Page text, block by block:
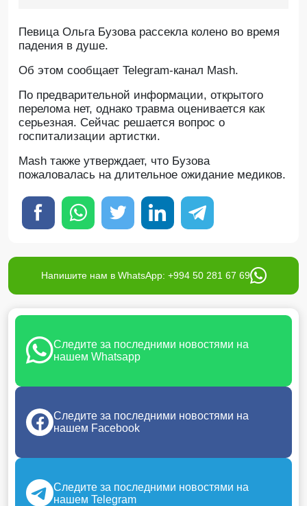
Певица Ольга Бузова рассекла колено во время
падения в душе.
Oб этом сообщает Telegram-канал Mash.
По предварительной информации, открытого
перелома нет, однако травма оценивается как
серьезная. Сейчас решается вопрос о
госпитализации артистки.
Mash также утверждает, что Бузова
пожаловалась на длительное ожидание медиков.
Напишите нам в WhatsApp: +994 50 281 67 69
Следите за последними новостями на
нашем Whatsapp
Следите за последними новостями на
нашем Facebook
Следите за последними новостями на
нашем Telegram